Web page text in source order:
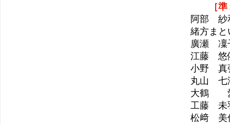
［
阿部　
緒方ま
廣瀬　
江藤　
小野　
丸山　
大鶴　
工藤　
松﨑　